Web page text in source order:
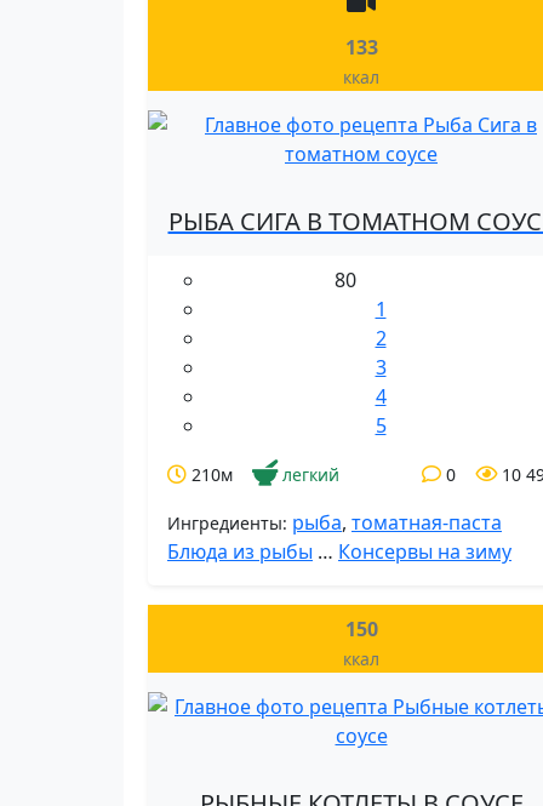
133
ккал
РЫБА СИГА В ТОМАТНОМ
80
1
2
3
4
5
210м легкий 10
0
Ингредиенты: рыба, томатная-паста
Блюда из рыбы … Консервы на зиму
150
ккал